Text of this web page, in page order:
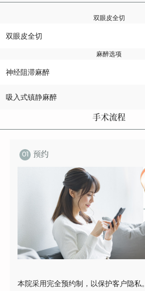
双眼皮全切
双眼皮全切
麻醉选项
神经阻滞麻醉
吸入式镇静麻醉
手术流程
01 预约
本院采用完全预约制，以保护客户隐私。